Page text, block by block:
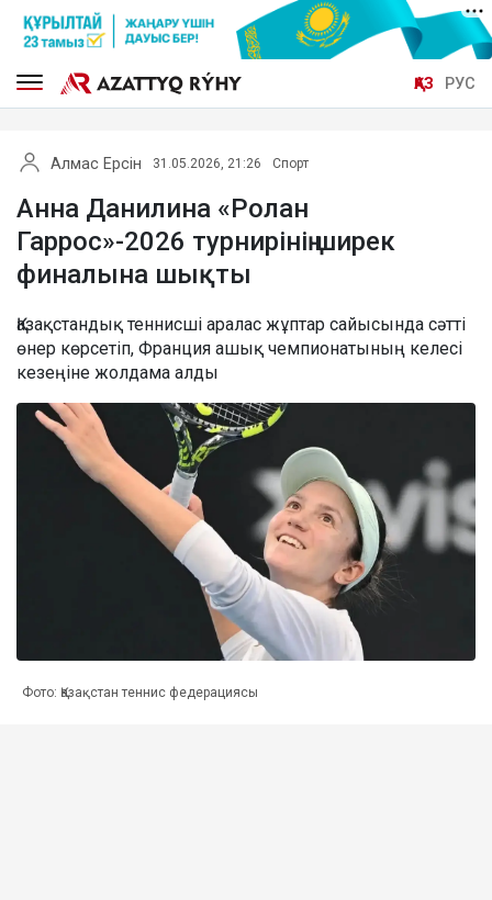
ҚАЗ РУС
Алмас Ерсін 31.05.2026, 21:26 Спорт
Анна Данилина «Ролан
Гаррос»-2026 турнирінің ширек
финалына шықты
Қазақстандық теннисші аралас жұптар сайысында сәтті
өнер көрсетіп, Франция ашық чемпионатының келесі
кезеңіне жолдама алды
Фото: Қазақстан теннис федерациясы